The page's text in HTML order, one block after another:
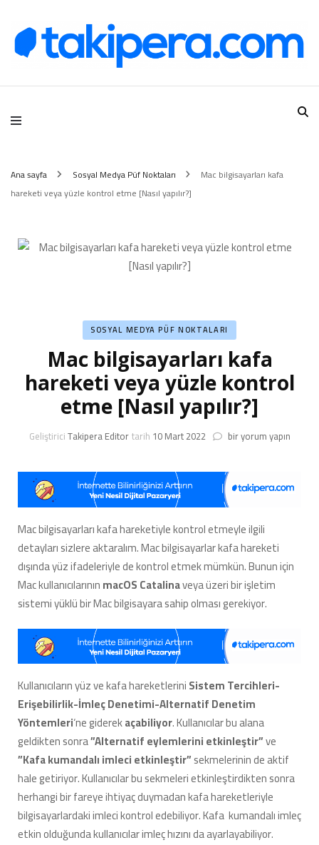
Takipera Dijital Hizmetler
Ana sayfa Sosyal Medya Püf Noktaları
Mac bilgisayarları kafa
hareketi veya yüzle kontrol etme [Nasıl yapılır?]
SOSYAL MEDYA PÜF NOKTALARI
Mac bilgisayarları kafa
hareketi veya yüzle kontrol
etme [Nasıl yapılır?]
GeliştiriciTakipera Editortarih 10 Mart 2022 Mac
hareketi
veya
yüzle
kontrol
etme
[Nasıl
yapılır?]
için
bir yorum yapın
Mac bilgisayarları kafa hareketiyle kontrol etmeyle ilgili
detayları sizlere aktaralım. Mac bilgisayarlar kafa hareketi
dışında yüz ifadeleriyle de kontrol etmek mümkün. Bunun için
Mac kullanıcılarınınmacOS Catalinaveya üzeri bir işletim
sistemi yüklü bir Mac bilgisayara sahip olması gerekiyor.
Kullanıcıların yüz ve kafa hareketleriniSistem Tercihleri-
Erişebilirlik-İmleç Denetimi-Alternatif Denetim
Yöntemleri‘ne giderekaçabiliyor. Kullanıcılar bu alana
geldikten sonra”Alternatif eylemlerini etkinleştir”ve
”Kafa kumandalı imleci etkinleştir”sekmelerinin de aktif
hale getiriyor. Kullanıcılar bu sekmeleri etkinleştirdikten sonra
herhangi bir fareye ihtiyaç duymadan kafa hareketleriyle
bilgisayarlardaki imleci kontrol edebiliyor. Kafa kumandalı imleç
etkin olduğunda kullanıcılar imleç hızını da ayarlayabiliyor.